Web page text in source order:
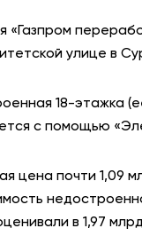
«Газпром
улице в
18-этажка
с помощью
цена почти 1,09
в 1,97